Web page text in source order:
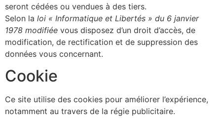
seront cédées ou vendues à des tiers.
Selon la loi « Informatique et Libertés » du 6 janvier
1978 modifiée vous disposez d’un droit d’accès, de
modification, de rectification et de suppression des
données vous concernant.
Cookie
Ce site utilise des cookies pour améliorer l’expérience,
notamment au travers de la régie publicitaire.